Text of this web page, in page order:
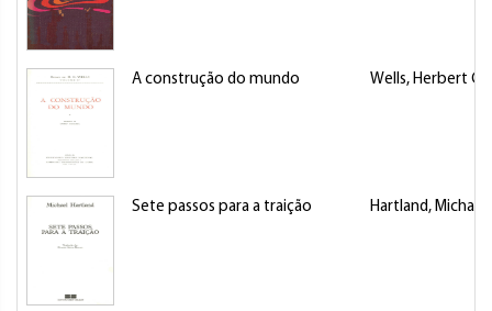
A construção do mundo Wells, Herbert
Sete passos para a traição Hartland, Michael